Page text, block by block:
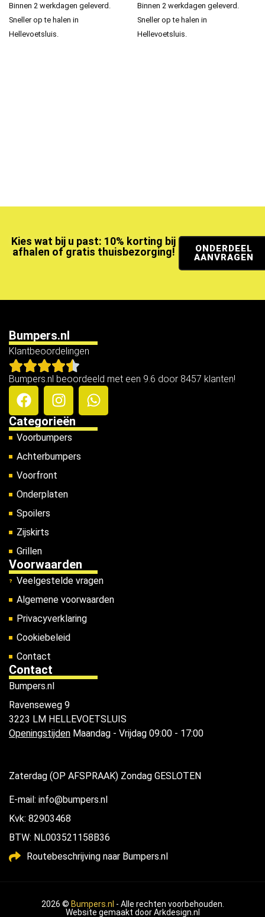
Binnen 2 werkdagen geleverd.
Sneller op te halen in
Hellevoetsluis.
Binnen 2 werkdagen geleverd.
Sneller op te halen in
Hellevoetsluis.
Kies wat bij u past: 10% korting bij
afhalen of gratis thuisbezorging!
ONDERDEEL
AANVRAGEN
Bumpers.nl
Klantbeoordelingen
Bumpers.nl beoordeeld met een 9.6 door 8457 klanten!
Categorieën
Voorbumpers
Achterbumpers
Voorfront
Onderplaten
Spoilers
Zijskirts
Grillen
Voorwaarden
Veelgestelde vragen
Algemene voorwaarden
Privacyverklaring
Cookiebeleid
Contact
Contact
Bumpers.nl
Ravenseweg 9
3223 LM HELLEVOETSLUIS
Openingstijden Maandag - Vrijdag 09:00 - 17:00
Zaterdag (OP AFSPRAAK) Zondag GESLOTEN
E-mail: info@bumpers.nl
Kvk: 82903468
BTW: NL003521158B36
Routebeschrijving naar Bumpers.nl
2026 © Bumpers.nl - Alle rechten voorbehouden.
Website gemaakt doorArkdesign.nl